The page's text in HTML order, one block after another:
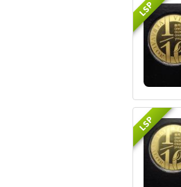
LSP
LSP